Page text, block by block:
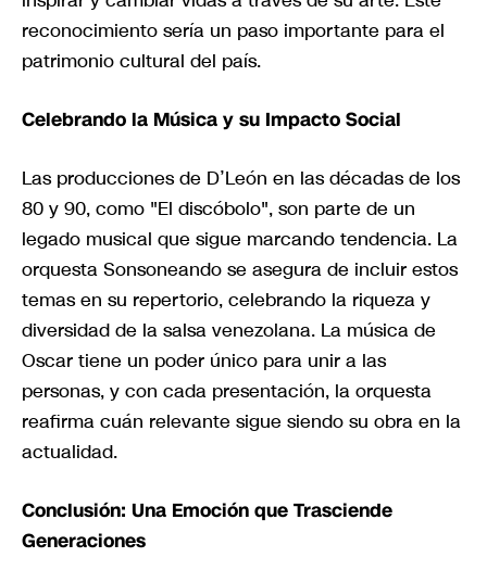
reconocimiento sería un paso importante para el
patrimonio cultural del país.
Celebrando la Música y su Impacto Social
Las producciones de D’León en las décadas de los
80 y 90, como "El discóbolo", son parte de un
legado musical que sigue marcando tendencia. La
orquesta Sonsoneando se asegura de incluir estos
temas en su repertorio, celebrando la riqueza y
diversidad de la salsa venezolana. La música de
Oscar tiene un poder único para unir a las
personas, y con cada presentación, la orquesta
reafirma cuán relevante sigue siendo su obra en la
actualidad.
Conclusión: Una Emoción que Trasciende
Generaciones